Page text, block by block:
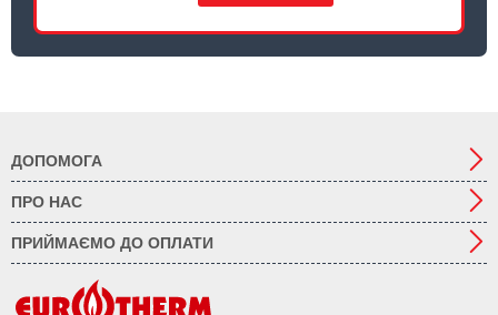
ДОПОМОГА
ПРО НАС
ПРИЙМАЄМО ДО ОПЛАТИ